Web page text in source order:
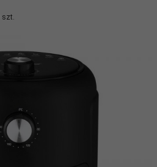
szt.